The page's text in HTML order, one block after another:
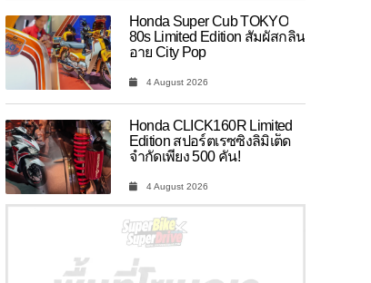
Honda Super Cub TOKYO
80s Limited Edition สัมผัสกลิ่น
อาย City Pop
4 August 2026
Honda CLICK160R Limited
Edition สปอร์ตเรซซิ่งลิมิเต็ด
จำกัดเพียง 500 คัน!
4 August 2026